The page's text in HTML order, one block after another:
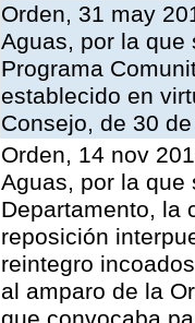
Orden, 31 may
Aguas, por la que
Programa
establecido en
Consejo, de 30
Orden, 14 nov
Aguas, por la que
Departamento, la
reposición
reintegro
al amparo de la